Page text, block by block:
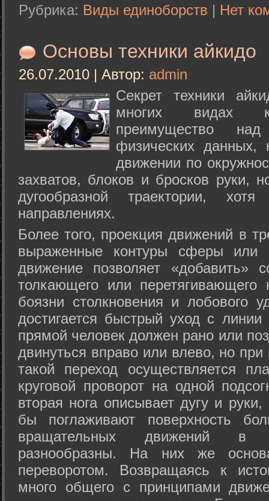
Рубрика: Виды единоборств | Нет
Основы техники айкидо
26.07.2010 | Автор: admin
Секрет техники
многих видах
преимущество
физических данных,
движении по
захватов, блоков и бросков руки,
дугообразной траектории,
направлениях.
Более того, проекция движений в
выраженные контуры сферы или
движение позволяет «добавить»
толкающего или перетягивающего
боязни столкновения и лобового
достигается быстрый уход с
прямой человек должен рано или
двинуться вправо или влево, но
такой переход осуществляется
круговой проворот на одной
вторая нога описывает дугу и
бы поглаживают поверхность
вращательных движений в
разнообразны. На них же
переворотом. Возвращаясь к
много общего с принципами